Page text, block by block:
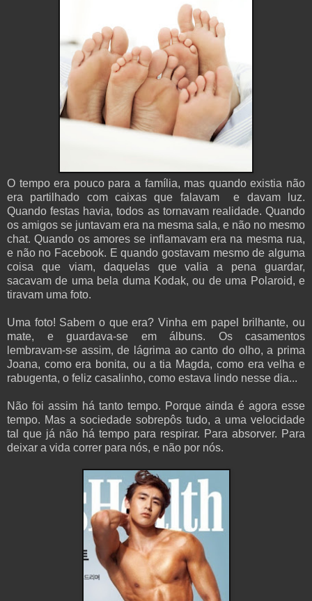
O tempo era pouco para a família, mas quando existia não
era partilhado com caixas que falavam e davam luz.
Quando festas havia, todos as tornavam realidade. Quando
os amigos se juntavam era na mesma sala, e não no mesmo
chat. Quando os amores se inflamavam era na mesma rua,
e não no Facebook. E quando gostavam mesmo de alguma
coisa que viam, daquelas que valia a pena guardar,
sacavam de uma bela duma Kodak, ou de uma Polaroid, e
tiravam uma foto.
Uma foto! Sabem o que era? Vinha em papel brilhante, ou
mate, e guardava-se em álbuns. Os casamentos
lembravam-se assim, de lágrima ao canto do olho, a prima
Joana, como era bonita, ou a tia Magda, como era velha e
rabugenta, o feliz casalinho, como estava lindo nesse dia...
Não foi assim há tanto tempo. Porque ainda é agora esse
tempo. Mas a sociedade sobrepôs tudo, a uma velocidade
tal que já não há tempo para respirar. Para absorver. Para
deixar a vida correr para nós, e não por nós.